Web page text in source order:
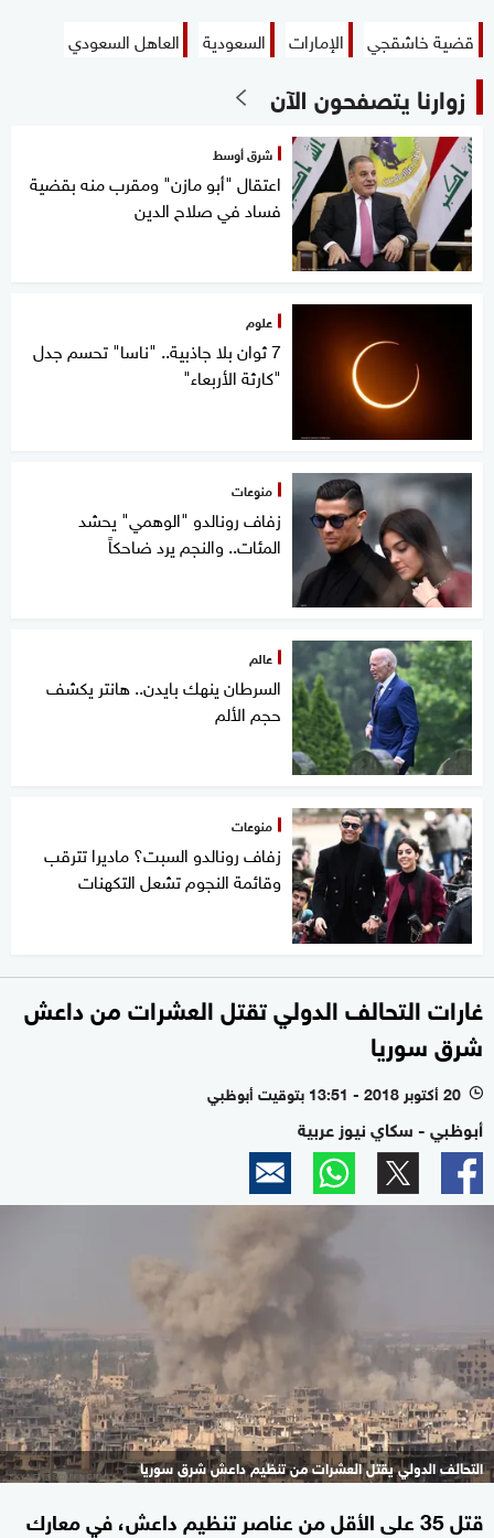
قضية خاشقجي الإمارات السعودية العاهل السعودي
زوارنا يتصفحون الآن
شرق أوسط
اعتقال "أبو مازن" ومقرب منه بقضية
فساد في صلاح الدين
علوم
7 ثوان بلا جاذبية.. "ناسا" تحسم جدل
"كارثة الأربعاء"
منوعات
زفاف رونالدو "الوهمي" يحشد
المئات.. والنجم يرد ضاحكاً
عالم
السرطان ينهك بايدن.. هانتر يكشف
حجم الألم
منوعات
زفاف رونالدو السبت؟ ماديرا تترقب
وقائمة النجوم تشعل التكهنات
غارات التحالف الدولي تقتل العشرات من داعش
شرق سوريا
l 20 أكتوبر 2018 - 13:51 بتوقيت أبوظبي
أبوظبي - سكاي نيوز عربية
التحالف الدولي يقتل العشرات من تنظيم داعش شرق سوريا
قتل 35 على الأقل من عناصر تنظيم داعش، في معارك